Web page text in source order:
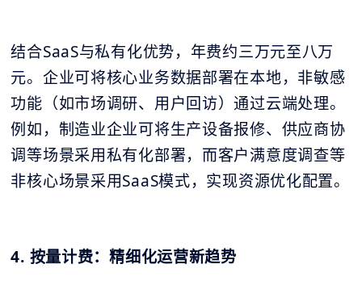
结合SaaS与私有化优势，年费约三万元至八万
元。企业可将核心业务数据部署在本地，非敏感
功能（如市场调研、用户回访）通过云端处理。
例如，制造业企业可将生产设备报修、供应商协
调等场景采用私有化部署，而客户满意度调查等
非核心场景采用SaaS模式，实现资源优化配置。
4. 按量计费：精细化运营新趋势